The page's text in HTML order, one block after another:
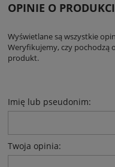
OPINIE O
Wyświetlane są wszystkie
Weryfikujemy, czy pochodzą
produkt.
Imię lub pseudonim:
Twoja opinia: